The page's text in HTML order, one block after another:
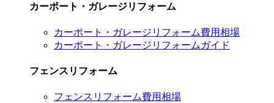
カーポート・ガレージリフォーム
カーポート・ガレージリフォーム費用相場
カーポート・ガレージリフォームガイド
フェンスリフォーム
フェンスリフォーム費用相場